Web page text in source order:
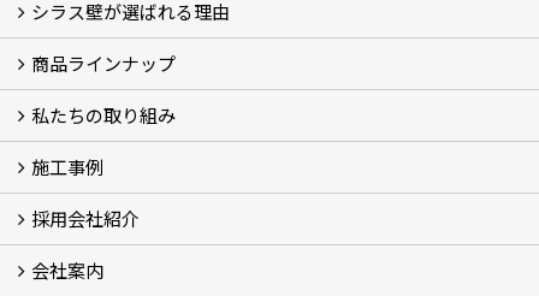
シラス壁が選ばれる理由
シラスストーリー
こだわり
シラス壁の驚くべき性能
商品ラインナップ
一覧
内装仕上げ材
外装仕上げ材
舗装材
水性無機高分子系ハイブリッド型塗料
エコリフォーム
消臭壁紙
Q&A
資料PDF
私たちの取り組み
SDGs、GHGへの取り組み (2)
マグマシラス米
特別対談 (2)
高千穂シラス解説ムービー
研究プロジェクト (4)
プロジェクト (3)
施工事例
施工事例
お客様からのお便り
採用会社紹介
採用会社紹介
「鏝人の会」左官店のご紹介
会社案内